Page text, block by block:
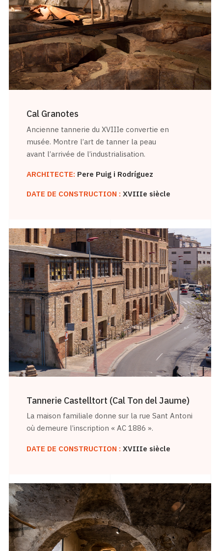
Cal Granotes
Ancienne tannerie du XVIIIe convertie en
musée. Montre l’art de tanner la peau
avant l’arrivée de l’industrialisation.
ARCHITECTE: Pere Puig i Rodríguez
DATE DE CONSTRUCTION : XVIIIe siècle
Tannerie Castelltort (Cal Ton del Jaume)
La maison familiale donne sur la rue Sant Antoni
où demeure l’inscription « AC 1886 ».
DATE DE CONSTRUCTION : XVIIIe siècle